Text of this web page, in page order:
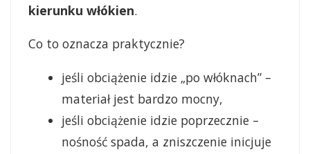
kierunku włókien.
Co to oznacza praktycznie?
jeśli obciążenie idzie „po włóknach” –
materiał jest bardzo mocny,
jeśli obciążenie idzie poprzecznie –
nośność spada, a zniszczenie inicjuje